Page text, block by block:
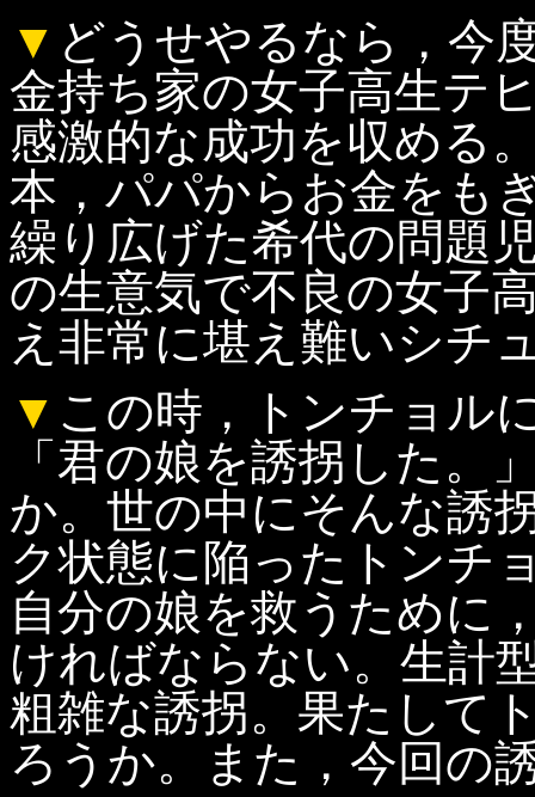
▼ どうせやるなら，今
金持ち家の女子高生テ
感激的な成功を収める
本，パパからお金をも
繰り広げた希代の問題
の生意気で不良の女子
え非常に堪え難いシチ
▼ この時，トンチョル
「君の娘を誘拐した
か。世の中にそんな誘
ク状態に陥ったトンチ
自分の娘を救うために
ければならない。生計
粗雑な誘拐。果たして
ろうか。また，今回の